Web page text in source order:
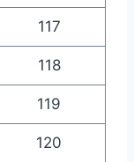
117
118
119
120